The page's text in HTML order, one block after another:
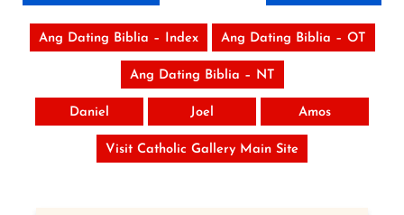
Ang Dating Biblia – Index Ang Dating Biblia – OT
Ang Dating Biblia – NT
Daniel Joel Amos
Visit Catholic Gallery Main Site